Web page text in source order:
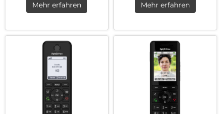
Mehr erfahren Mehr erfahren